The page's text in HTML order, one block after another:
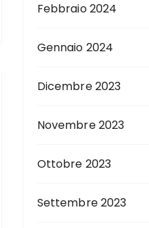
Febbraio 2024
Gennaio 2024
Dicembre 2023
Novembre 2023
Ottobre 2023
Settembre 2023